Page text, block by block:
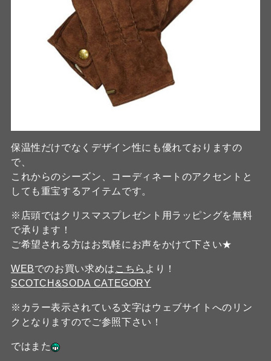
保温性だけでなくデザイン性にも優れておりますの
で、
これからのシーズン、コーディネートのアクセントと
しても重宝するアイテムです。
※店頭ではクリスマスプレゼント用ラッピングを無料
で承ります！
ご希望される方はお気軽にお声をかけて下さい★
WEBでのお買い求めは こちら より！
SCOTCH&SODA CATEGORY
※カラー表示されている文字はウェブサイトへのリン
クとなりますのでご参照下さい！
ではまた